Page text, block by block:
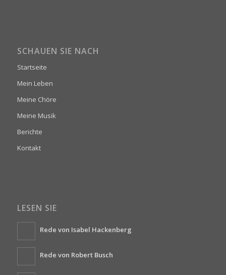
SCHAUEN SIE NACH
Startseite
Mein Leben
Meine Chöre
Meine Musik
Berichte
Kontakt
LESEN SIE
Rede von Isabel Hackenberg
Rede von Robert Busch